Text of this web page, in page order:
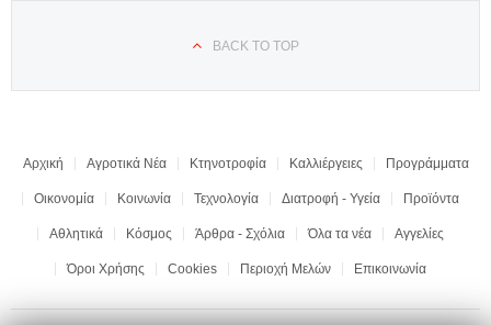
BACK TO TOP
Αρχική Αγροτικά Νέα Κτηνοτροφία Καλλιέργειες Προγράμματα
Οικονομία Κοινωνία Τεχνολογία Διατροφή - Υγεία Προϊόντα
Αθλητικά Κόσμος Άρθρα - Σχόλια Όλα τα νέα Αγγελίες
Όροι Χρήσης Cookies Περιοχή Μελών Επικοινωνία